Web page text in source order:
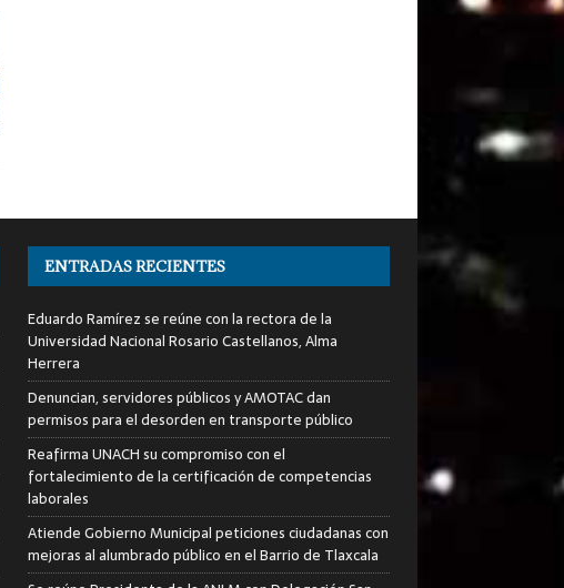
ENTRADAS RECIENTES
Eduardo Ramírez se reúne con la rectora de la
Universidad Nacional Rosario Castellanos, Alma
Herrera
Denuncian, servidores públicos y AMOTAC dan
permisos para el desorden en transporte público
Reafirma UNACH su compromiso con el
fortalecimiento de la certificación de competencias
laborales
Atiende Gobierno Municipal peticiones ciudadanas con
mejoras al alumbrado público en el Barrio de Tlaxcala